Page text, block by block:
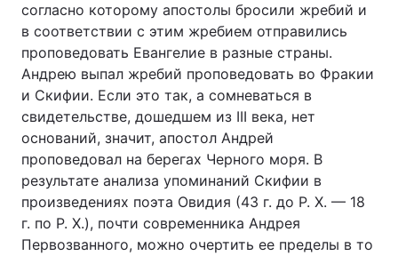
согласно которому апостолы бросили жребий и
в соответствии с этим жребием отправились
проповедовать Евангелие в разные страны.
Андрею выпал жребий проповедовать во Фракии
и Скифии. Если это так, а сомневаться в
свидетельстве, дошедшем из III века, нет
оснований, значит, апостол Андрей
проповедовал на берегах Черного моря. В
результате анализа упоминаний Скифии в
произведениях поэта Овидия (43 г. до Р. Х. — 18
г. по Р. Х.), почти современника Андрея
Первозванного, можно очертить ее пределы в то